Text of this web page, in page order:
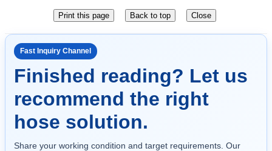
Fast Inquiry Channel
Finished reading? Let us
recommend the right
hose solution.
Share your working condition and target requirements. Our